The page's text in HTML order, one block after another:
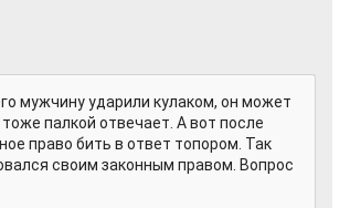
мужчину ударили кулаком, он может
палкой отвечает. А вот после
право бить в ответ топором. Так
своим законным правом. Вопрос